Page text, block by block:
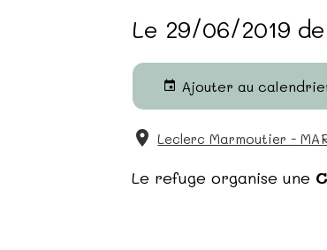
Le 29/06/2019
Ajouter au
Leclerc Marmoutier -
Le refuge organise une